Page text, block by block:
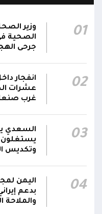
15:35
قصف حوثي
مناطق مآهولة
محافظة الضالع
12:22
والجيش يقصف
01
وزير
الصحية
جرحى
02
انفجار
عشرات
غرب
03
السعدي
يستغلون
وتكديس
04
اليمن
بدعم
والملاحة